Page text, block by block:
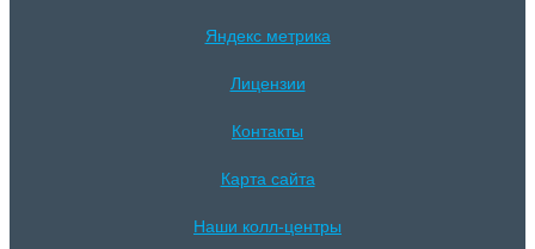
Яндекс метрика
Лицензии
Контакты
Карта сайта
Наши колл-центры